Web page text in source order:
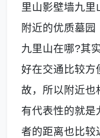
里山影壁墙九里
附近的优质墓园
九里山在哪?其
好在交通比较方
故，所以附近也
有代表性的就是
者的距离也比较